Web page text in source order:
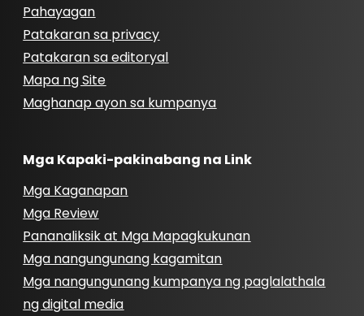
Pahayagan
Patakaran sa privacy
Patakaran sa editoryal
Mapa ng Site
Maghanap ayon sa kumpanya
Mga Kapaki-pakinabang na Link
Mga Kaganapan
Mga Review
Pananaliksik at Mga Mapagkukunan
Mga nangungunang kagamitan
Mga nangungunang kumpanya ng paglalathala
ng digital media